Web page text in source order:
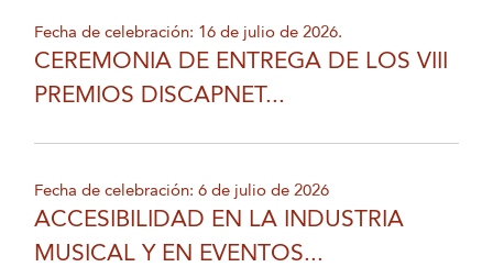
Fecha de celebración: 16 de julio de 2026.
CEREMONIA DE ENTREGA DE LOS VIII
PREMIOS DISCAPNET...
Fecha de celebración: 6 de julio de 2026
ACCESIBILIDAD EN LA INDUSTRIA
MUSICAL Y EN EVENTOS...